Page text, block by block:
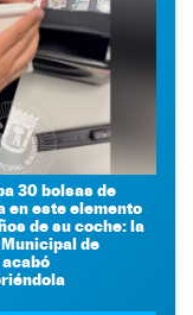
30 bolsas de
en este elemento
de su coche: la
de